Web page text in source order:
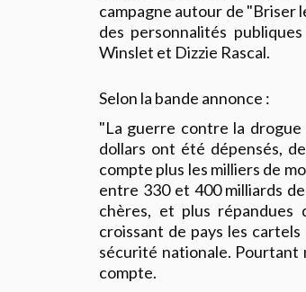
campagne autour de "Briser
des personnalités
Winslet et Dizzie Rascal.
Selon la bande annonce :
"La guerre contre la drogue
dollars ont été dépensés,
compte plus les milliers de
entre 330 et 400 milliards
chères, et plus répandues
croissant de pays les
sécurité nationale. Pourtant
compte.